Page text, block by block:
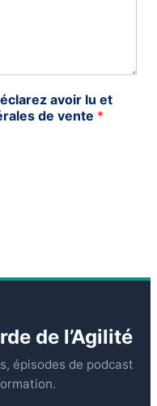
avoir lu et
de vente *
de l’Agilité
épisodes de podcast